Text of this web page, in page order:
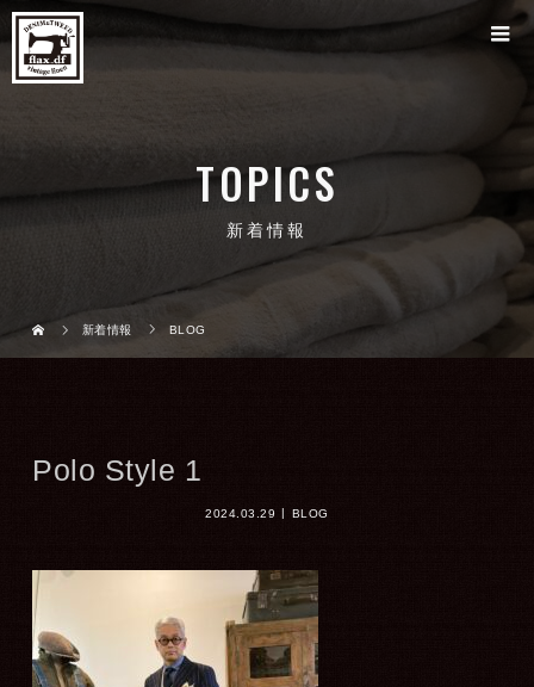
TOPICS
新着情報
新着情報 BLOG
Polo Style 1
2024.03.29 BLOG